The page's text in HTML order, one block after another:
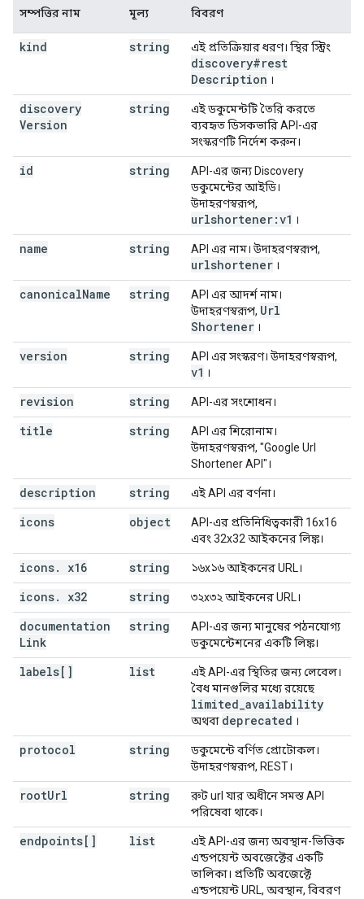
"endpointUrl"
: string
,
"deprecated": boolean
,
string
],
"parameters"
"id": string
,
string
string
,
,
"required": boolean
,
: string
,
,
"minimum": string
,
"maximum": string
,
"enumDescriptions" : [
],
"repeated": boolean
,
"location": string
,
JsonSchema)
},
"additionalProperties": (JsonSchema
"items": (JsonSchema),
"annotations":
]
},
"auth"
"oauth2":
:
string
"features"
string
"schemas"
সম্পত্তির নাম মূল্য বিবরণ
kind string এই প্রতিক্রিয়ার ধরণ। স্থির স্ট্রিং
discovery#rest
Description ।
discovery
Version
string
এই ডকুমেন্টটি তৈরি করতে
ব্যবহৃত ডিসকভারি API-এর
সংস্করণটি নির্দেশ করুন।
id string
API-এর জন্য Discovery
ডকুমেন্টের আইডি।
উদাহরণস্বরূপ,
urlshortener:v1 ।
name string API এর নাম। উদাহরণস্বরূপ,
urlshortener ।
canonicalName string
API এর আদর্শ নাম।
উদাহরণস্বরূপ, Url
Shortener ।
version string API এর সংস্করণ। উদাহরণস্বরূপ,
v1 ।
revision string API-এর সংশোধন।
title string
API এর শিরোনাম।
উদাহরণস্বরূপ, "Google Url
Shortener API"।
description string এই API এর বর্ণনা।
icons object
API-এর প্রতিনিধিত্বকারী 16x16
এবং 32x32 আইকনের লিঙ্ক।
icons. x16 string ১৬x১৬ আইকনের URL।
icons. x32 string ৩২x৩২ আইকনের URL।
documentation
Link
string
API-এর জন্য মানুষের পঠনযোগ্য
ডকুমেন্টেশনের একটি লিঙ্ক।
labels[] list
এই API-এর স্থিতির জন্য লেবেল।
বৈধ মানগুলির মধ্যে রয়েছে
limited_availability
অথবা deprecated ।
protocol string
ডকুমেন্টে বর্ণিত প্রোটোকল।
উদাহরণস্বরূপ, REST।
rootUrl string
রুট url যার অধীনে সমস্ত API
পরিষেবা থাকে।
endpoints[] list
এই API-এর জন্য অবস্থান-ভিত্তিক
এন্ডপয়েন্ট অবজেক্টের একটি
তালিকা। প্রতিটি অবজেক্টে
এন্ডপয়েন্ট URL, অবস্থান, বিবরণ